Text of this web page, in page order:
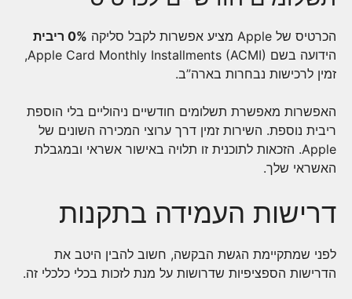
הכרטיס של Apple מציע אפשרות לקבל סליקה
0% ריבית
הידועה בשם Apple Card Monthly Installments (ACMI),
זמין לרכישות נבחרות בארה”ב.
האפשרות מאפשרת תשלומים חודשיים ניהוליים בלי הוספת
ריבית נוספת. השירות זמין דרך ערוצי המכירה השונים של
Apple. הזכאות לתוכנית זו תלויה באישור אשראי ובמגבלת
האשראי שלך.
דרישות העמידה בתקנות
לפני שמתקיימת הגשת הבקשה, חשוב להבין היטב את
הדרישות הספציפיות שדרושות על מנת לזכות בכלי כלכלי זה.